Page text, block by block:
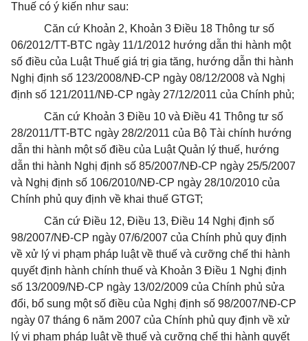
Thuế có ý kiến như sau:
Căn cứ Khoản 2, Khoản 3 Điều 18 Thông tư số
06/2012/TT-BTC ngày 11/1/2012 hướng dẫn thi hành một
số điều của Luật Thuế giá trị gia tăng, hướng dẫn thi hành
Nghị định số 123/2008/NĐ-CP ngày 08/12/2008 và Nghị
định số 121/2011/NĐ-CP ngày 27/12/2011 của Chính phủ;
Căn cứ Khoản 3 Điều 10 và Điều 41 Thông tư số
28/2011/TT-BTC ngày 28/2/2011 của Bộ Tài chính hướng
dẫn thi hành một số điều của Luật Quản lý thuế, hướng
dẫn thi hành Nghị định số 85/2007/NĐ-CP ngày 25/5/2007
và Nghị định số 106/2010/NĐ-CP ngày 28/10/2010 của
Chính phủ quy định về khai thuế GTGT;
Căn cứ Điều 12, Điều 13, Điều 14 Nghị định số
98/2007/NĐ-CP ngày 07/6/2007 của Chính phủ quy định
về xử lý vi phạm pháp luật về thuế và cưỡng chế thi hành
quyết định hành chính thuế và Khoản 3 Điều 1 Nghị định
số 13/2009/NĐ-CP ngày 13/02/2009 của Chính phủ sửa
đổi, bổ sung một số điều của Nghị định số 98/2007/NĐ-CP
ngày 07 tháng 6 năm 2007 của Chính phủ quy định về xử
lý vi phạm pháp luật về thuế và cưỡng chế thi hành quyết